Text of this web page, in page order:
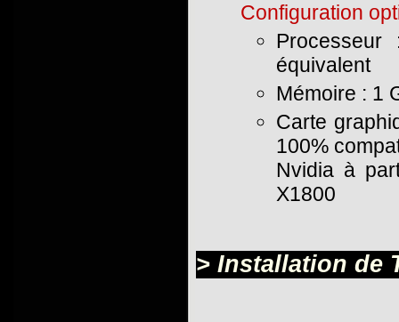
Configuration
équivalent
Mémoire : 1
Carte
100%
Nvidia à
X1800
> Installation de